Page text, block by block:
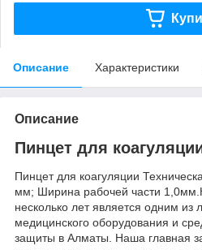
Описание Характеристики
Описание
Пинцет для
Пинцет для коагуляции
мм; Ширина рабочей части
несколько лет является одним из
медицинского оборудования и
защиты в Алматы. Наша главная